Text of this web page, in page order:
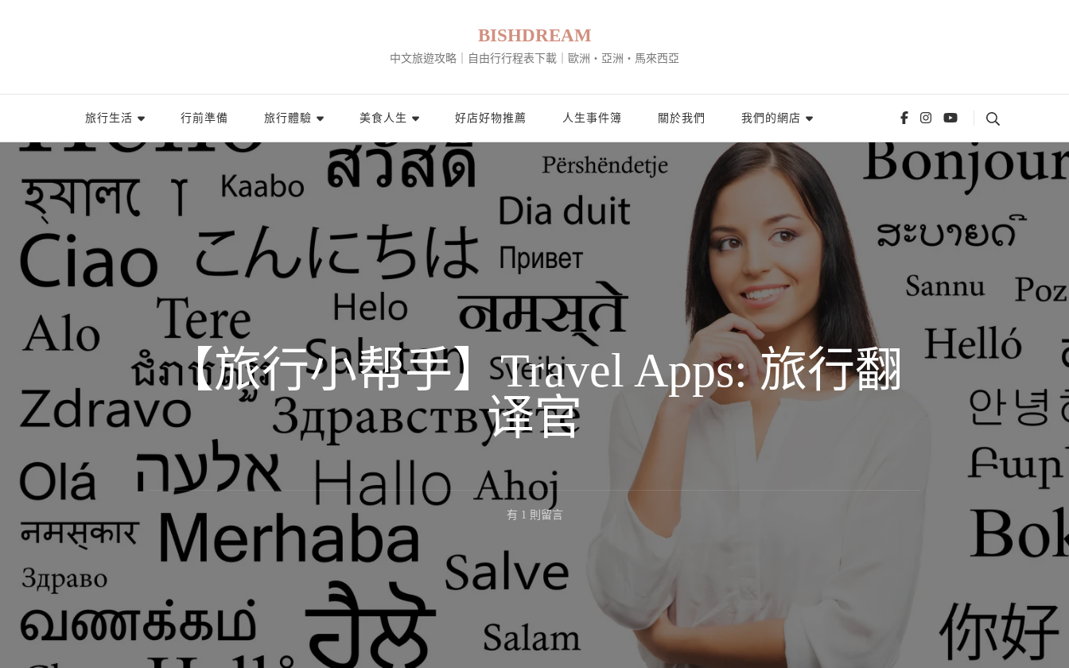
BISHDREAM
中文旅遊攻略｜自由行行程表下載｜歐洲・亞洲・馬來西亞
旅行生活 行前準備 旅行體驗 美食人生 好店好物推薦 人生事件簿 關於我們 我們的網店
【旅行小帮手】Travel Apps: 旅行翻
译官
在
行
手】
Travel
有 1 則留言